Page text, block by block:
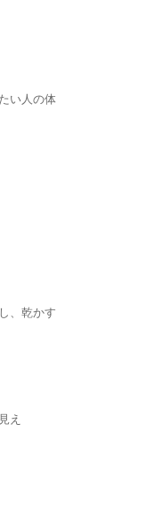
い人の体
、乾かす
え